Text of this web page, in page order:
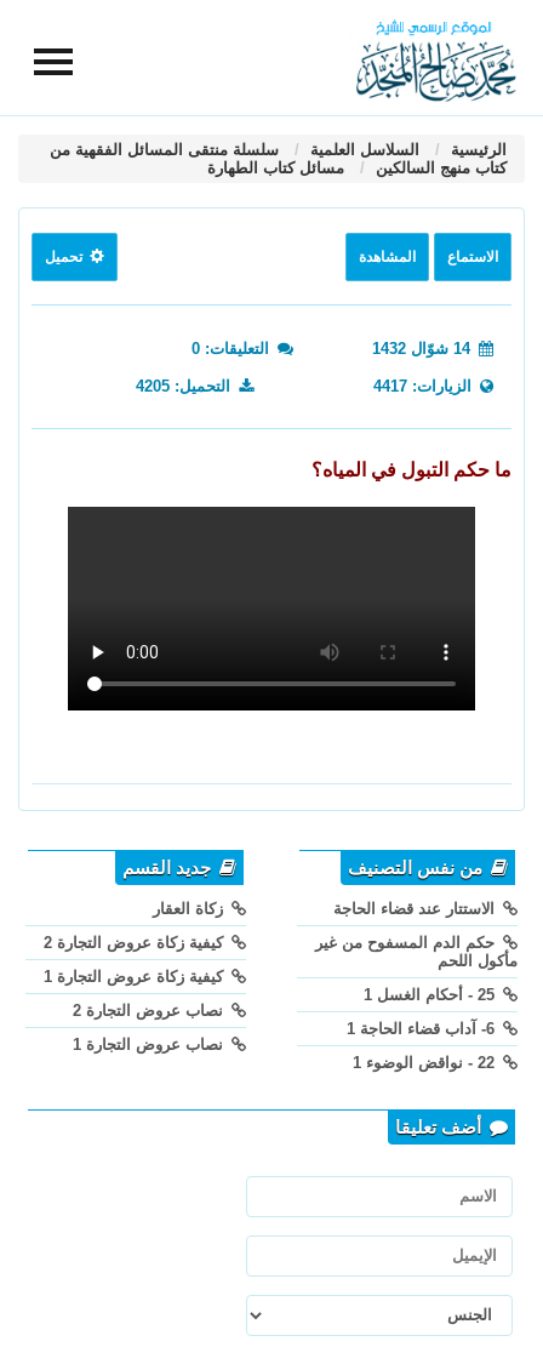
الرئيسية السلاسل العلمية
سلسلة منتقى المسائل الفقهية من
كتاب منهج السالكين
مسائل كتاب الطهارة
الاستماع المشاهدة تحميل
14 شوّال 1432 التعليقات: 0
الزيارات: 4417 التحميل: 4205
ما حكم التبول في المياه؟
من نفس التصنيف
الاستتار عند قضاء الحاجة
حكم الدم المسفوح من غير
مأكول اللحم
جديد القسم
زكاة العقار
كيفية زكاة عروض التجارة 2
كيفية زكاة عروض التجارة 1
نصاب عروض التجارة 2
نصاب عروض التجارة 1
أضف تعليقا